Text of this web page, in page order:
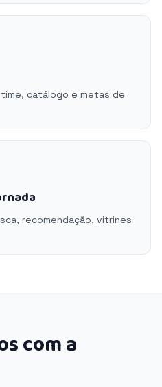
catálogo e metas de
recomendação, vitrines
com a